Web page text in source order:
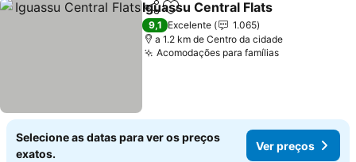
PartilharAdicionar aos favoritos
Iguassu Central Flats
9,1 Excelente
1.065
a 1.2 km de Centro da cidade
Acomodações para famílias
Selecione as datas para ver os preços
exatos.
Ver preços